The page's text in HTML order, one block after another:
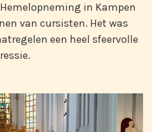
Hemelopneming in Kampen
van cursisten. Het was
een heel sfeervolle